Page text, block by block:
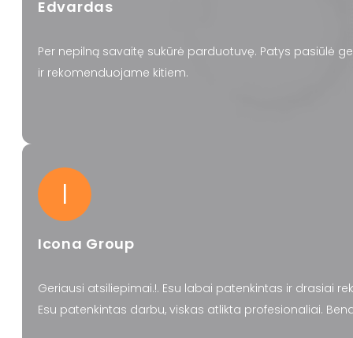
Edvardas
Per nepilną savaitę sukūrė parduotuvę. Patys pasiūlė
ir rekomenduojame kitiem.
I
Icona Group
Geriausi atsiliepimai.!. Esu labai patenkintas ir drasiai
Esu patenkintas darbu, viskas atlikta profesionaliai.